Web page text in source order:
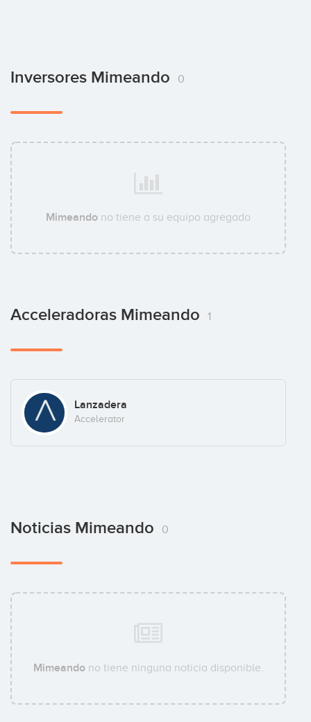
Inversores Mimeando 0
Mimeando no tiene a su equipo agregado
Acceleradoras Mimeando 1
Lanzadera
Accelerator
Noticias Mimeando 0
Mimeandono tiene ninguna noticia disponible.